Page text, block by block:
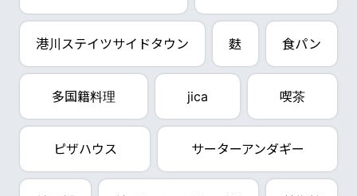
港川ステイツサイドタウン 麩 食パン
多国籍料理 jica 喫茶
ピザハウス サーターアンダギー